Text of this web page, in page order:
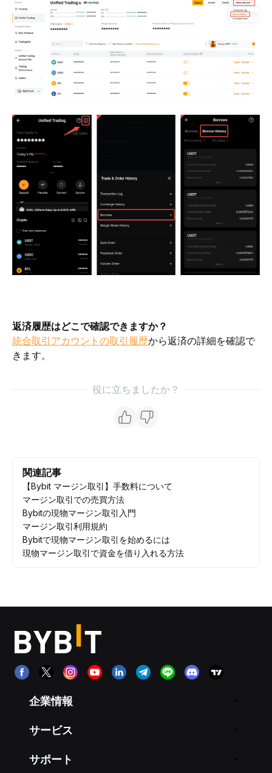
返済履歴はどこで確認できますか？
統合取引アカウントの取引履歴から返済の詳細を確認で
きます。
役に立ちましたか？
関連記事
【Bybit マージン取引】手数料について
マージン取引での売買方法
Bybitの現物マージン取引入門
マージン取引利用規約
Bybitで現物マージン取引を始めるには
現物マージン取引で資金を借り入れる方法
企業情報
サービス
サポート